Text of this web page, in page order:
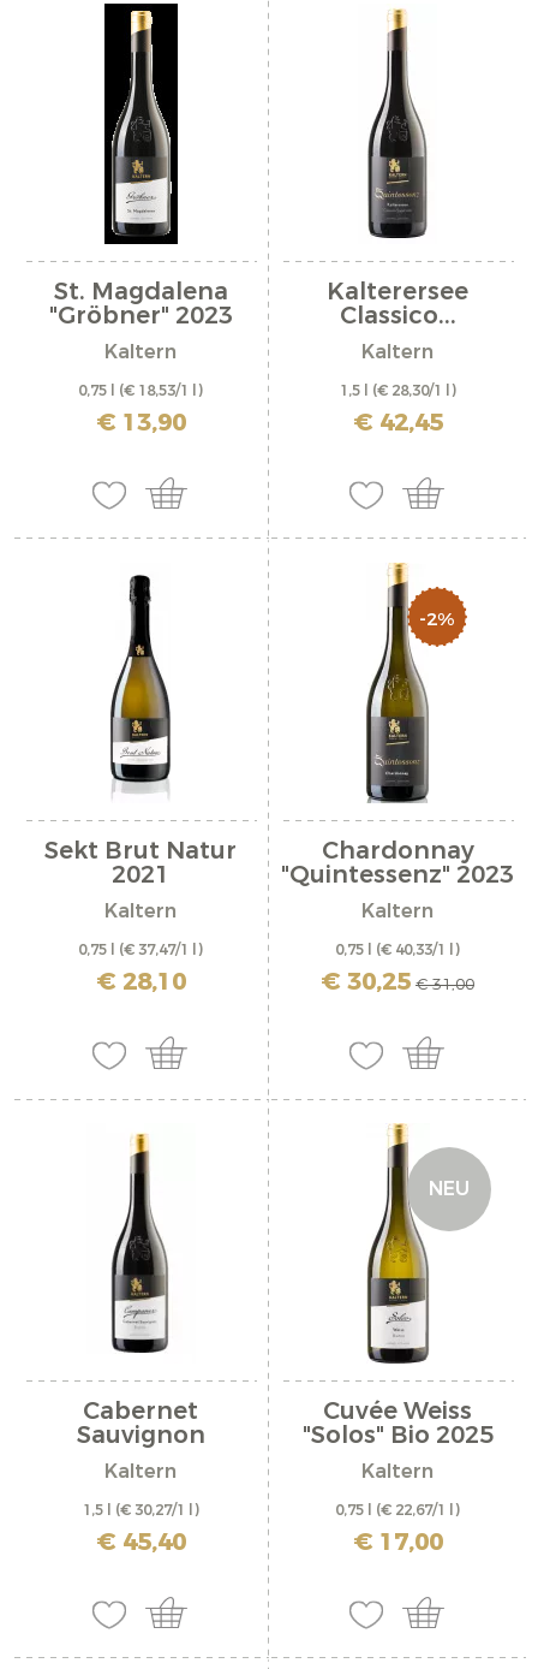
St. Magdalena
"Gröbner" 2023
Kaltern
0,75 l (€ 18,53/1 l)
inkl. MwSt. zzgl. Versandkosten
€ 13,90
Kalterersee
Classico...
Kaltern
1,5 l (€ 28,30/1 l)
inkl. MwSt. zzgl. Versandkosten
€ 42,45
Sekt Brut Natur
2021
Kaltern
0,75 l (€ 37,47/1 l)
inkl. MwSt. zzgl. Versandkosten
€ 28,10
-2%
Chardonnay
"Quintessenz" 2023
Kaltern
0,75 l (€ 40,33/1 l)
inkl. MwSt. zzgl. Versandkosten
€ 30,25 € 31,00
Cabernet
Sauvignon
Riserva...
Kaltern
1,5 l (€ 30,27/1 l)
inkl. MwSt. zzgl. Versandkosten
€ 45,40
NEU
Cuvée Weiss
"Solos" Bio 2025
Kaltern
0,75 l (€ 22,67/1 l)
inkl. MwSt. zzgl. Versandkosten
€ 17,00